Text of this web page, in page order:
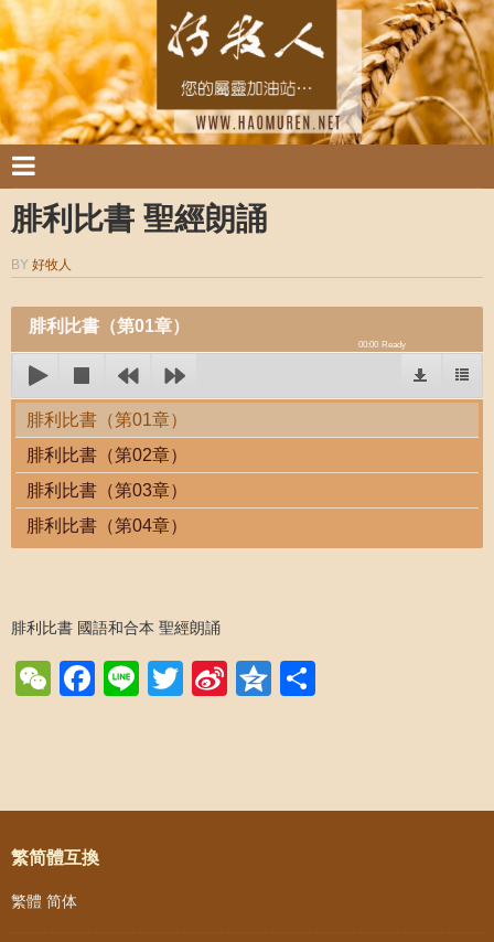
腓利比書 聖經朗誦
BY 好牧人
腓利比書（第01章）
00:00 Ready
腓利比書（第01章）
腓利比書（第02章）
腓利比書（第03章）
腓利比書（第04章）
腓利比書 國語和合本 聖經朗誦
WeChat
Facebook
LineTwitter
SinaQzone
Post navigation
繁简體互換
繁體 简体